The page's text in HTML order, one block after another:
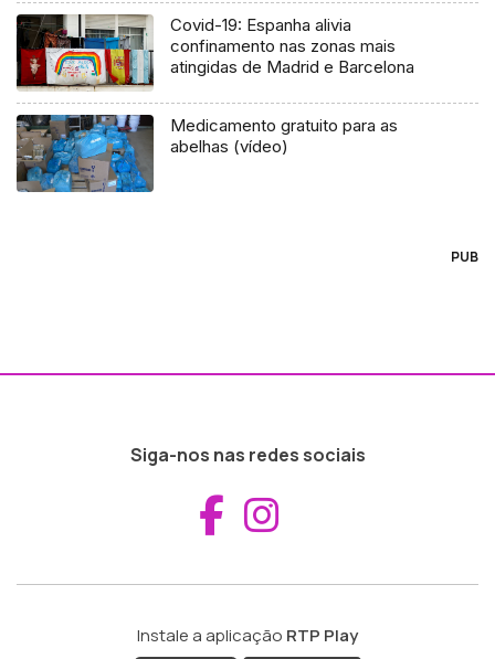
Covid-19: Espanha alivia
confinamento nas zonas mais
atingidas de Madrid e Barcelona
Medicamento gratuito para as
abelhas (vídeo)
PUB
Siga-nos nas redes sociais
Aceder ao
Instale a aplicação RTP Play